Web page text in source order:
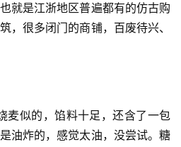
就是江浙地区普遍都有的仿古购
，很多闭门的商铺，百废待兴、
油炸的，感觉太油，没尝试。糖